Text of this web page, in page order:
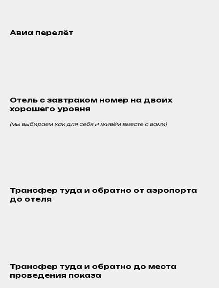
Авиа перелёт
Отель с завтраком номер на двоих
хорошего уровня
(мы выбираем как для себя и живём вместе с вами)
Трансфер туда и обратно от аэропорта
до отеля
Трансфер туда и обратно до места
проведения показа